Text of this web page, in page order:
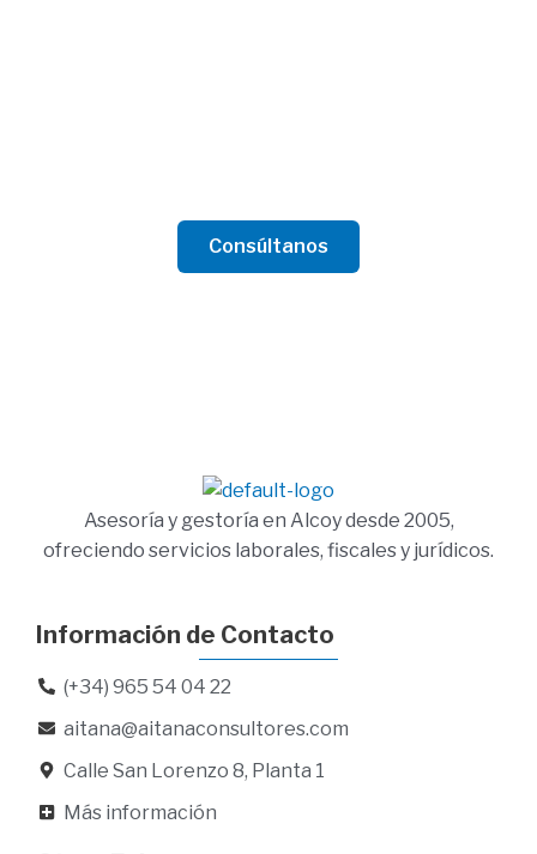
Consúltanos
Asesoría y gestoría en Alcoy desde 2005,
ofreciendo servicios laborales, fiscales y jurídicos.
Información de Contacto
(+34) 965 54 04 22
aitana@aitanaconsultores.com
Calle San Lorenzo 8, Planta 1
Más información